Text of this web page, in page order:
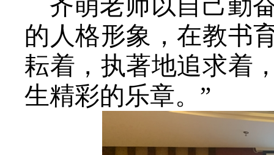
的人格形象，在教书
耘着，执著地追求着
生精彩的乐章。”